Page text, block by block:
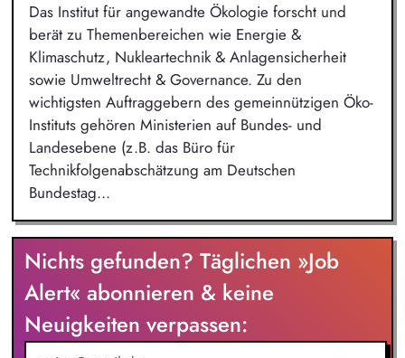
Das Institut für angewandte Ökologie forscht und
berät zu Themenbereichen wie Energie &
Klimaschutz, Nukleartechnik & Anlagensicherheit
sowie Umweltrecht & Governance. Zu den
wichtigsten Auftraggebern des gemeinnützigen Öko-
Instituts gehören Ministerien auf Bundes- und
Landesebene (z.B. das Büro für
Technikfolgenabschätzung am Deutschen
Bundestag...
Nichts gefunden? Täglichen »Job
Alert« abonnieren & keine
Neuigkeiten verpassen: